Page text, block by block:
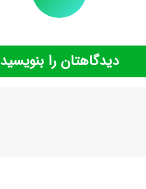
دیدگاهتان را بنویسید